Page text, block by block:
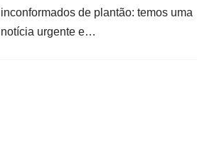
inconformados de plantão: temos uma
notícia urgente e…